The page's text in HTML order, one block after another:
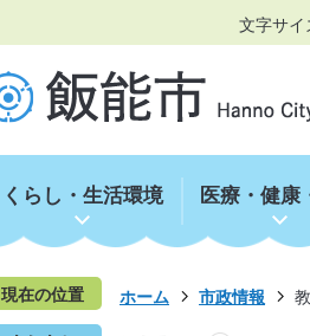
文字サイ
くらし・生活環境 医療・健康
現在の位置 ホーム 市政情報